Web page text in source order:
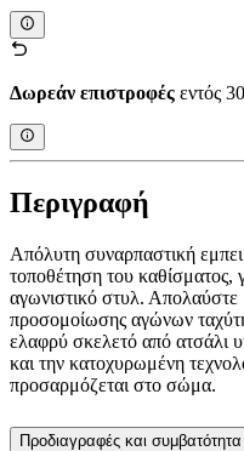
Δωρεάν επιστροφές εντός
Περιγραφή
Απόλυτη συναρπαστική
τοποθέτηση του καθίσματος,
αγωνιστικό στυλ. Απολαύστε
προσομοίωσης αγώνων
ελαφρύ σκελετό από ατσάλι
και την κατοχυρωμένη
προσαρμόζεται στο σώμα.
Προδιαγραφές και συμβατότητα